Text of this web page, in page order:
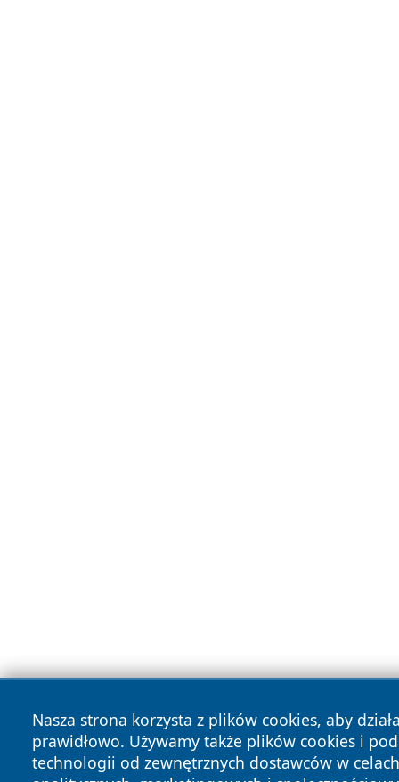
Nasza strona korzysta z plików cookies, aby
prawidłowo. Używamy także plików cookies i
technologii od zewnętrznych dostawców w celach